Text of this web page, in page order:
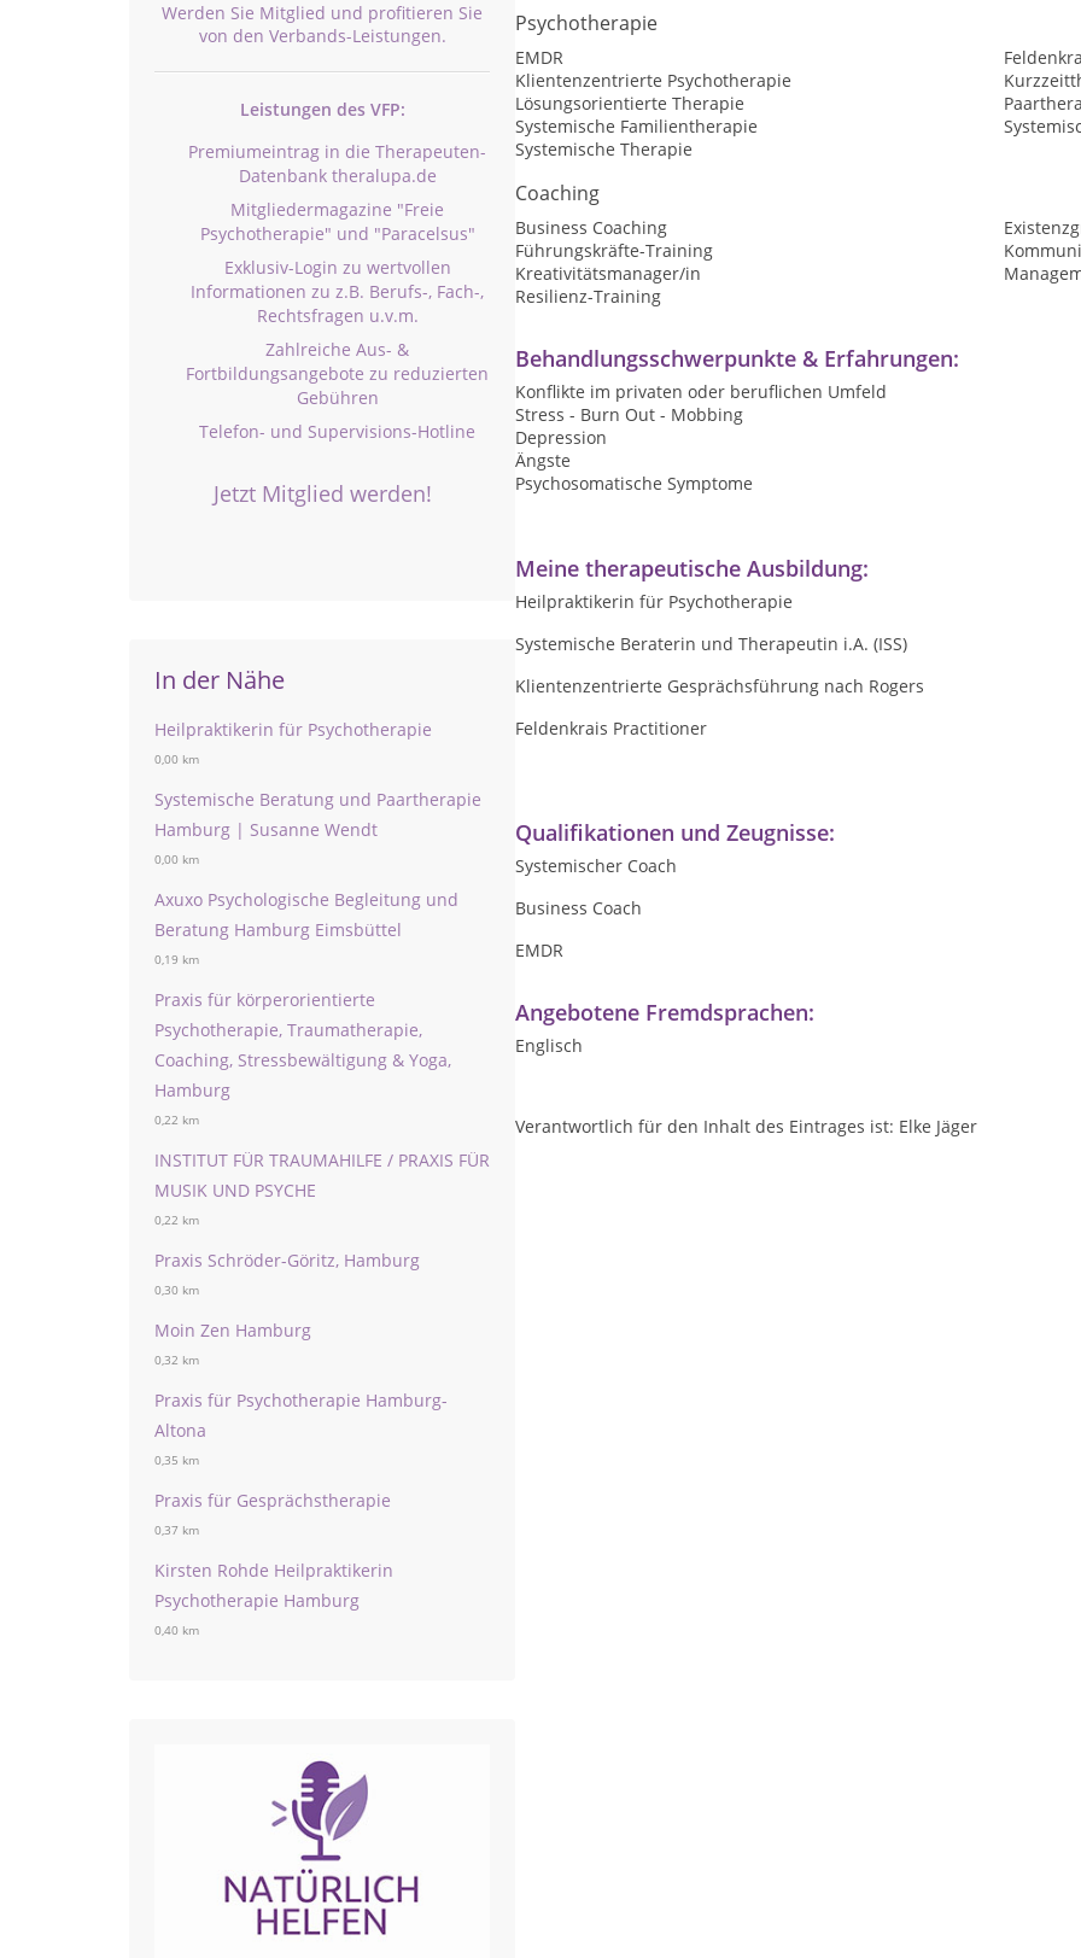
Werden Sie Mitglied und profitieren Sie
von den Verbands-Leistungen.
Leistungen des VFP:
Premiumeintrag in die Therapeuten-
Datenbank theralupa.de
Mitgliedermagazine "Freie
Psychotherapie" und "Paracelsus"
Exklusiv-Login zu wertvollen
Informationen zu z.B. Berufs-, Fach-,
Rechtsfragen u.v.m.
Zahlreiche Aus- &
Fortbildungsangebote zu reduzierten
Gebühren
Telefon- und Supervisions-Hotline
Jetzt Mitglied werden!
In der Nähe
Heilpraktikerin für Psychotherapie
0,00 km
Systemische Beratung und Paartherapie
Hamburg | Susanne Wendt
0,00 km
Axuxo Psychologische Begleitung und
Beratung Hamburg Eimsbüttel
0,19 km
Praxis für körperorientierte
Psychotherapie, Traumatherapie,
Coaching, Stressbewältigung & Yoga,
Hamburg
0,22 km
INSTITUT FÜR TRAUMAHILFE / PRAXIS FÜR
MUSIK UND PSYCHE
0,22 km
Praxis Schröder-Göritz, Hamburg
0,30 km
Moin Zen Hamburg
0,32 km
Praxis für Psychotherapie Hamburg-
Altona
0,35 km
Praxis für Gesprächstherapie
0,37 km
Kirsten Rohde Heilpraktikerin
Psychotherapie Hamburg
0,40 km
Psychotherapie
EMDR
Klientenzentrierte Psychotherapie
Lösungsorientierte Therapie
Systemische Familientherapie
Systemische Therapie
Coaching
Business Coaching
Führungskräfte-Training
Kreativitätsmanager/in
Resilienz-Training
Behandlungsschwerpunkte & Erfahrungen:
Konflikte im privaten oder beruflichen Umfeld
Stress - Burn Out - Mobbing
Depression
Ängste
Psychosomatische Symptome
Meine therapeutische Ausbildung:
Heilpraktikerin für Psychotherapie
Systemische Beraterin und Therapeutin i.A. (ISS)
Klientenzentrierte Gesprächsführung nach Rogers
Feldenkrais Practitioner
Qualifikationen und Zeugnisse:
Systemischer Coach
Business Coach
EMDR
Angebotene Fremdsprachen:
Englisch
Verantwortlich für den Inhalt des Eintrages ist: Elke Jäger